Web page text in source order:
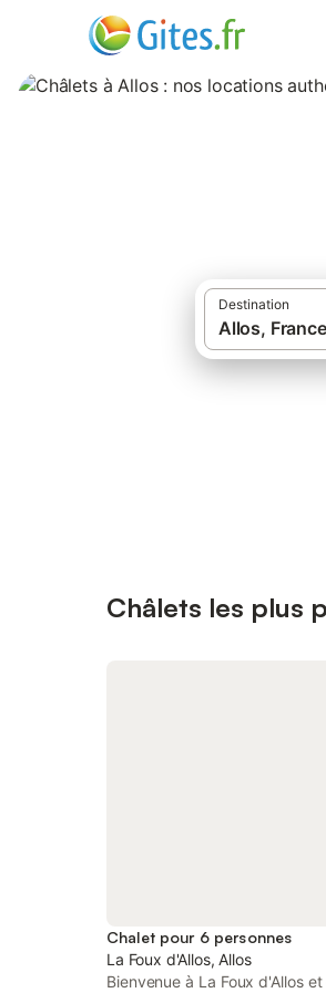
Destination
Châlets les plus
Chalet pour 6 personnes
La Foux d'Allos, Allos
Bienvenue à La Foux d'Allos